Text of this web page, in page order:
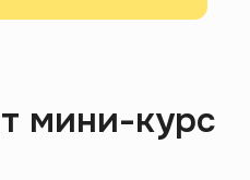
мини-курс